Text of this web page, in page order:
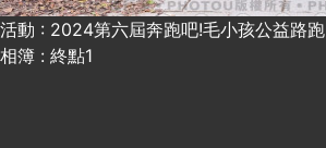
活動 : 2024第六屆奔跑吧!毛小孩公益路跑
相簿 : 終點1